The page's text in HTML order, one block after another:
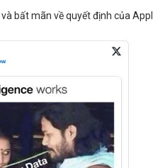
bất mãn về quyết định của